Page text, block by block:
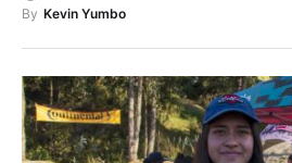
By Kevin Yumbo